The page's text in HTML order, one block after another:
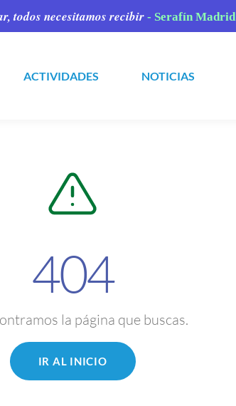
todos necesitamos recibir - Serafín Madrid
ACTIVIDADES NOTICIAS
404
la página que buscas.
IR AL INICIO